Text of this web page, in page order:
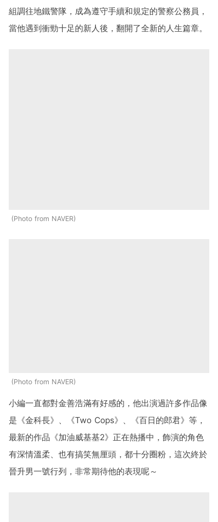
組調往地鐵警隊，成為遵守手續和規定的警察公務員，
當他遇到衝勁十足的新人後，翻開了全新的人生篇章。
Photo from NAVER
Photo from NAVER
小編一直都對金善浩滿有好感的，他出演過許多作品像
是《金科長》、《Two Cops》、《百日的郎君》等，
最新的作品《加油威基基2》正在熱播中，飾演的角色
有深情溫柔、也有搞笑無厘頭，都十分圈粉，這次終於
晉升男一號行列，非常期待他的表現呢～